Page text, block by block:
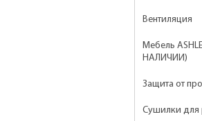
Вентиляция
Мебель
НАЛИЧИИ)
Защита от
Сушилки для